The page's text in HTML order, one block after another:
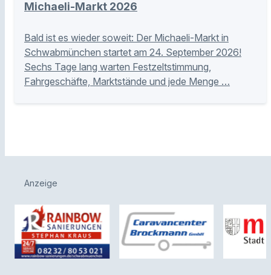
Michaeli-Markt 2026
Bald ist es wieder soweit: Der Michaeli-Markt in
Schwabmünchen startet am 24. September 2026!
Sechs Tage lang warten Festzeltstimmung,
Fahrgeschäfte, Marktstände und jede Menge …
Anzeige